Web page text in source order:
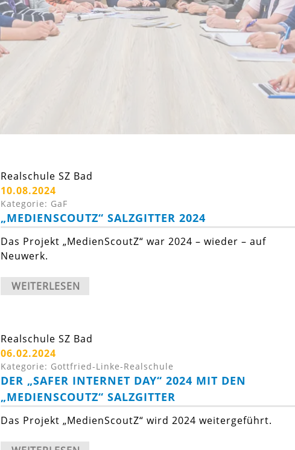
Realschule SZ Bad
10.08.2024
Kategorie: GaF
„MEDIENSCOUTZ“ SALZGITTER 2024
Das Projekt „MedienScoutZ“ war 2024 – wieder – auf
Neuwerk.
WEITERLESEN
Realschule SZ Bad
06.02.2024
Kategorie: Gottfried-Linke-Realschule
DER „SAFER INTERNET DAY“ 2024 MIT DEN
„MEDIENSCOUTZ“ SALZGITTER
Das Projekt „MedienScoutZ“ wird 2024 weitergeführt.